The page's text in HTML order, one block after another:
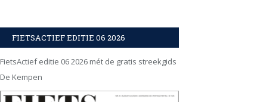
FIETSACTIEF EDITIE 06 2026
FietsActief editie 06 2026 mét de gratis streekgids
De Kempen